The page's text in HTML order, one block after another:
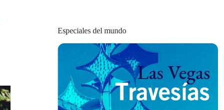
Especiales del mundo